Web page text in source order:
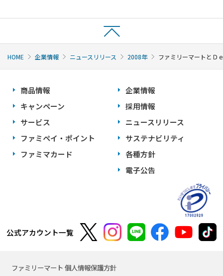
HOME 企業情報 ニュースリリース 2008年 ファミリーマートとＤ
商品情報
キャンペーン
サービス
ファミペイ・ポイント
ファミマカード
企業情報
採用情報
ニュースリリース
サステナビリティ
各種方針
電子公告
公式アカウント一覧
ファミリーマート 個人情報保護方針